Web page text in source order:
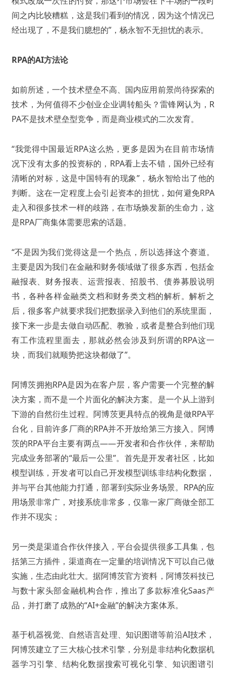
间之内比较糟糕，这是我们看到的情况，因为这个情况已
经出现了，不是我们臆想的”，杨永智不无担忧的表示。
RPA的AI方法论
如前所述，一个技术壁垒不高、国内应用前景尚待探索的
技术，为何值得不少创业企业调转船头？雷锋网认为，R
PA不是技术壁垒型竞争，而是商业模式的二次发育。
“我觉得中国最近RPA这么热，更多是因为在目前市场情
况下没有太多的投资标的，RPA看上去不错，国外已经有
清晰的对标，这是中国特有的现象”，杨永智给出了他的
判断。 这在一定程度上会引起资本的担忧，如何避免RPA
走入和很多技术一样的歧路，在市场焕发新的生命力，这
是RPA厂商集体需要思索的话题。
“不是因为我们觉得这是一个热点，所以选择这个赛道。
主要是因为我们在金融和财务领域做了很多东西，包括金
融报表、财务报表、运营报表、招股书、债券募股说明
书，各种各样金融类文档和财务类文档的解析。解析之
后，很多客户就要求我们把数据录入到他们的系统里面，
接下来一步是去做自动匹配、教验，或者是整合到他们现
有工作流程里面去，那就必然会涉及到所谓的RPA这一
块，而我们就顺势把这块都做了”。
阿博茨拥抱RPA是因为在客户层，客户需要一个完整的解
决方案，而不是一个片面化的解决方案。是一个从上游到
下游的自然衍生过程。 阿博茨更具特点的视角是做RPA平
台化，目前许多厂商的RPA并不开放给第三方接入。 阿博
茨的RPA平台主要有两点——开发者和合作伙伴，来帮助
完成业务部署的“最后一公里”。首先是开发者社区，比如
模型训练，开发者可以自己开发模型训练非结构化数据，
并与平台其他能力打通，部署到实际业务场景。RPA的应
用场景非常广，对接系统非常多，仅靠一家厂商做全部工
作并不现实；
另一类是渠道合作伙伴接入，平台会提供很多工具集，包
括第三方插件，渠道商在一定量的培训情况下可以自己做
实施，生态由此壮大。 据阿博茨官方资料，阿博茨科技已
与数十家头部金融机构合作，推出了多款标准化Saas产
品，并打磨了成熟的“AI+金融”的解决方案体系。
基于机器视觉、自然语言处理、知识图谱等前沿AI技术，
阿博茨建立了三大核心技术引擎，分别是非结构化数据机
器学习引擎、结构化数据搜索可视化引擎、知识图谱引